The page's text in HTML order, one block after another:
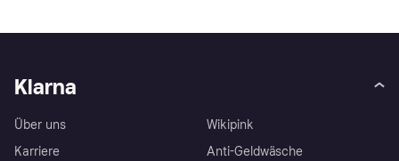
Klarna
Über uns
Karriere
Wikipink
Anti-Geldwäsche